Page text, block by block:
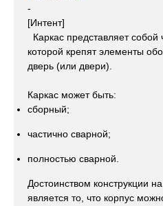
-
[Интент]
Каркас представляет собой
которой крепят элементы
дверь (или двери).
Каркас может быть:
сборный;
частично сварной;
полностью сварной.
Достоинством конструкции
является то, что корпус